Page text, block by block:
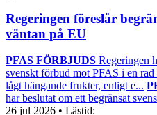
Regeringen föreslår
väntan på EU
PFAS FÖRBJUDS Regeringen
svenskt förbud mot PFAS i en
lågt hängande frukter, enligt e...
har beslutat om ett begränsat
26 jul 2026 • Lästid: